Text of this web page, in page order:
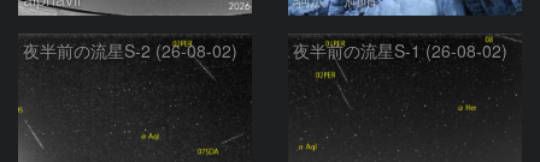
夜半前の流星S-2 (26-08-02) 夜半前の流星S-1 (26-08-02)